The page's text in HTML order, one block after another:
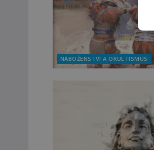
NÁBOŽENSTVÍ A OKULTISMUS